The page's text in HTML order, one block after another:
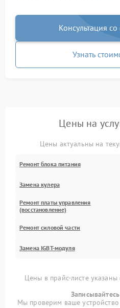
Консультация
Узнать
Цены на
Цены актуальны на
Ремонт блока питания
Замена кулера
Ремонт платы управления
(восстановление)
Ремонт силовой части
Замена IGBT-модуля
Цены в прайс-листе
Мы проверим ваше